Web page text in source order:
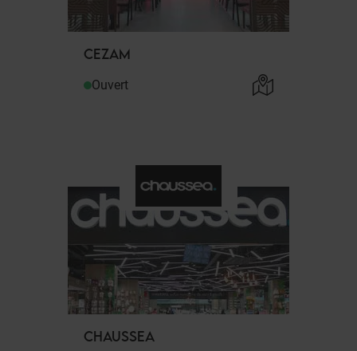
CEZAM
Ouvert
CHAUSSEA